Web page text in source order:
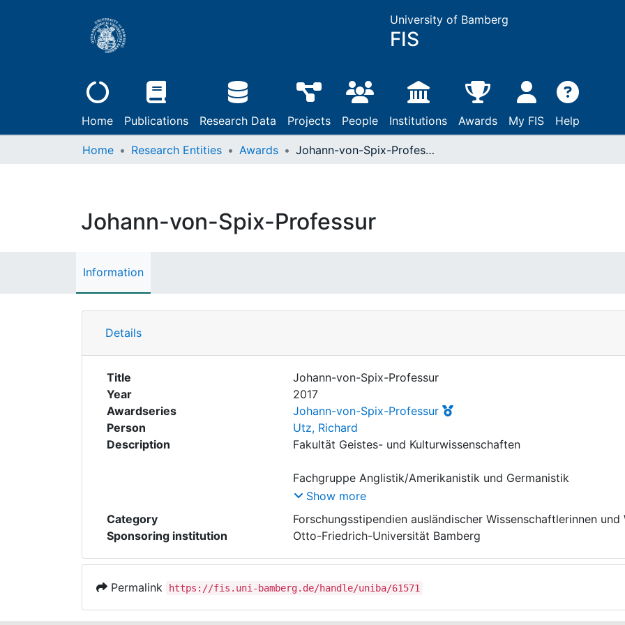
University of Bamberg
FIS
Home Publications Research Data Projects People Institutions Awards My FIS Help
Home Research Entities Awards Johann-von-Spix-Professur
Johann-von-Spix-Professur
Information
Details
Title
Johann-von-Spix-Professur
Year
2017
Awardseries
Johann-von-Spix-Professur
Person
Utz, Richard
Description
Laufzeit: 01.04.2017 - 30.09.2017
Show more
Category
Forschungsstipendien ausländischer Wissenschaftlerinnen
Sponsoring institution
Otto-Friedrich-Universität Bamberg
Permalink https://fis.uni-bamberg.de/handle/uniba/61571